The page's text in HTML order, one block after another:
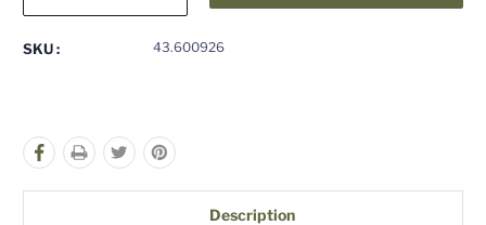
SKU : 43.600926
Description